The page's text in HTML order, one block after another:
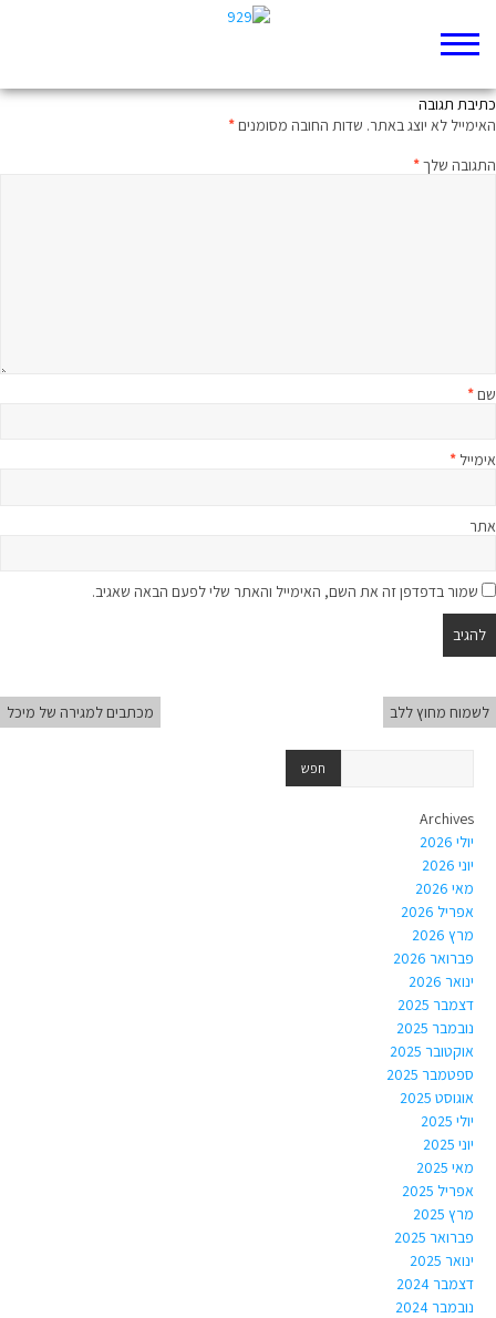
כתיבת תגובה
האימייל לא יוצג באתר. שדות החובה מסומנים*
התגובה שלך*
שם*
אימייל *
אתר
שמור בדפדפן זה את השם, האימייל והאתר שלי לפעם הבאה שאגיב.
לשמוח מחוץ ללב מכתבים למגירה של מיכל
Archives
יולי 2026
יוני 2026
מאי 2026
אפריל 2026
מרץ 2026
פברואר 2026
ינואר 2026
דצמבר 2025
נובמבר 2025
אוקטובר 2025
ספטמבר 2025
אוגוסט 2025
יולי 2025
יוני 2025
מאי 2025
אפריל 2025
מרץ 2025
פברואר 2025
ינואר 2025
דצמבר 2024
נובמבר 2024